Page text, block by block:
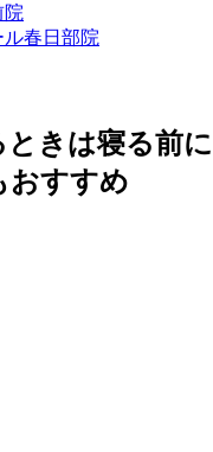
院
春日部院
ときは寝る前
おすすめ